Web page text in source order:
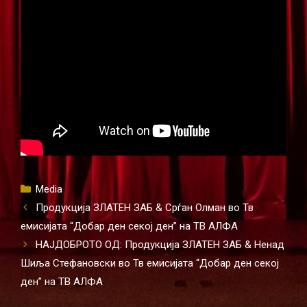
Categories
Media
Продукција ЗЛАТЕН ЗАБ & Срѓан Олман во Тв
емисијата “Добар ден секој ден” на ТВ АЛФА
НАЈДОБРОТО ОД: Продукција ЗЛАТЕН ЗАБ & Ненад
Шиља Стефановски во Тв емисијата “Добар ден секој
ден” на ТВ АЛФА